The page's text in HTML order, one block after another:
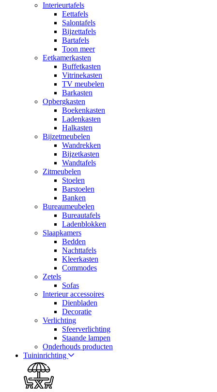
Interieurtafels
Eettafels
Salontafels
Bijzettafels
Bartafels
Toon meer
Eetkamerkasten
Buffetkasten
Vitrinekasten
TV meubelen
Barkasten
Opbergkasten
Boekenkasten
Ladenkasten
Halkasten
Bijzetmeubelen
Wandrekken
Bijzetkasten
Wandtafels
Zitmeubelen
Stoelen
Barstoelen
Banken
Bureaumeubelen
Bureautafels
Ladenblokken
Slaapkamers
Bedden
Nachttafels
Kleerkasten
Commodes
Zetels
Sofas
Interieur accessoires
Dienbladen
Decoratie
Verlichting
Sfeerverlichting
Staande lampen
Onderhouds producten
Tuininrichting